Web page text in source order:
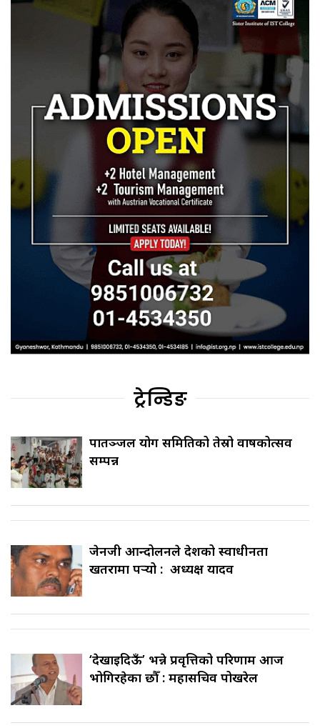
ट्रेन्डिङ
पातञ्जल योग समितिको तेस्रो वार्षिकोत्सव
सम्पन्न
जेनजी आन्दोलनले देशको स्वाधीनता
खतरामा पर्‍यो : अध्यक्ष यादव
‘देखाइदिऊँ’ भन्ने प्रवृत्तिको परिणाम आज
भोगिरहेका छौँ : महासचिव पोखरेल